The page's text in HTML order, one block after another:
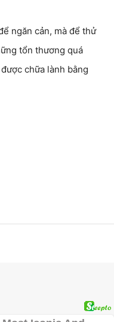
ngăn cản, mà để thử
tổn thương quá
chữa lành bằng